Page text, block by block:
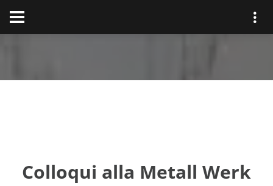
Colloqui alla Metall Werk